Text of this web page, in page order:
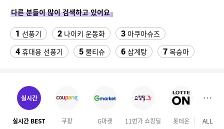
다른 분들이 많이 검색하고 있어요
1 선풍기 2 나이키 운동화 3 아쿠아슈즈
4 휴대용 선풍기 5 물티슈 6 삼계탕 7 복숭아
ESSECORE KLEVV DDR4-3200 CL22 파인인포 (16GB)
10 팔찌부자재 다이소C타입 to HDMI 미러링 케이블
12 forever21 수향미쌀10kg특등급 uhd-65f ALL
실시간
실시간 BEST 쿠팡 G마켓 11번가 쇼킹딜 롯데온